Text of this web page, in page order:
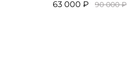
63 000 ₽ 90 000 ₽